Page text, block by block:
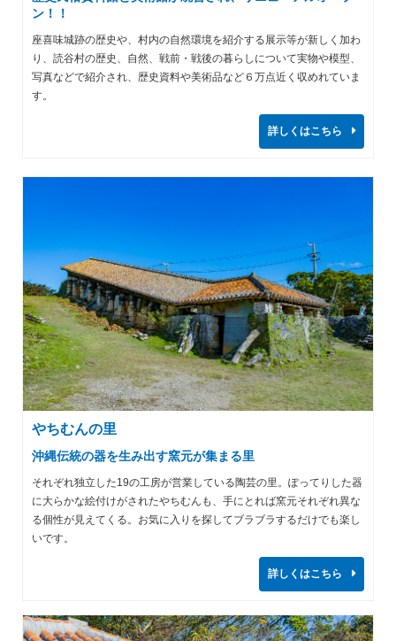
ン！！
座喜味城跡の歴史や、村内の自然環境を紹介する展示等が新しく加わ
り、読谷村の歴史、自然、戦前・戦後の暮らしについて実物や模型、
写真などで紹介され、歴史資料や美術品など６万点近く収めれていま
す。
詳しくはこちら
やちむんの里
沖縄伝統の器を生み出す窯元が集まる里
それぞれ独立した19の工房が営業している陶芸の里。ぽってりした器
に大らかな絵付けがされたやちむんも、手にとれば窯元それぞれ異な
る個性が見えてくる。お気に入りを探してブラブラするだけでも楽し
いです。
詳しくはこちら